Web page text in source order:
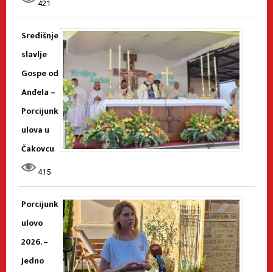
421
Središnje
slavlje
Gospe od
Anđela –
Porcijunk
ulova u
Čakovcu
415
Porcijunk
ulovo
2026. –
Jedno